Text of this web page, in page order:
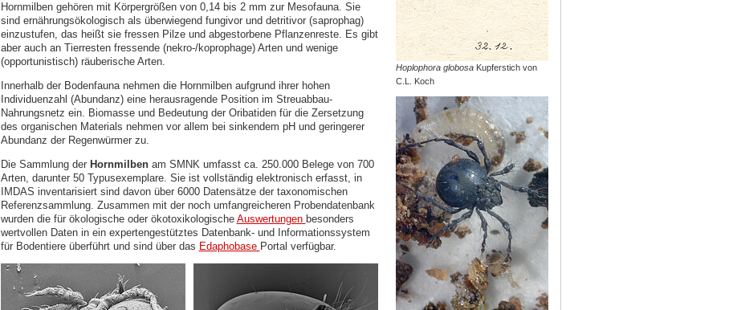
Hornmilben gehören mit Körpergrößen von 0,14 bis 2 mm zur Mesofauna. Sie
sind ernährungsökologisch als überwiegend fungivor und detritivor (saprophag)
einzustufen, das heißt sie fressen Pilze und abgestorbene Pflanzenreste. Es gibt
aber auch an Tierresten fressende (nekro-/koprophage) Arten und wenige
(opportunistisch) räuberische Arten.
Innerhalb der Bodenfauna nehmen die Hornmilben aufgrund ihrer hohen
Individuenzahl (Abundanz) eine herausragende Position im Streuabbau-
Nahrungsnetz ein. Biomasse und Bedeutung der Oribatiden für die Zersetzung
des organischen Materials nehmen vor allem bei sinkendem pH und geringerer
Abundanz der Regenwürmer zu.
Die Sammlung der Hornmilbenam SMNK umfasst ca. 250.000 Belege von 700
Arten, darunter 50 Typusexemplare. Sie ist vollständig elektronisch erfasst, in
IMDAS inventarisiert sind davon über 6000 Datensätze der taxonomischen
Referenzsammlung. Zusammen mit der noch umfangreicheren Probendatenbank
wurden die für ökologische oder ökotoxikologische Auswertungen besonders
wertvollen Daten in ein expertengestütztes Datenbank- und Informationssystem
für Bodentiere überführt und sind über das Edaphobase Portal verfügbar.
Hoplophora globosa Kupferstich von
C.L. Koch